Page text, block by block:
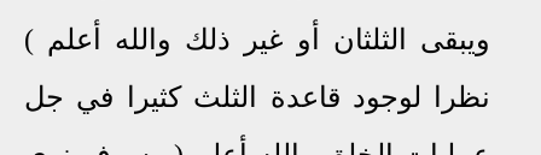
ويبقى الثلثان أو غير ذلك والله أعلم )
نظرا لوجود قاعدة الثلث كثيرا في جل